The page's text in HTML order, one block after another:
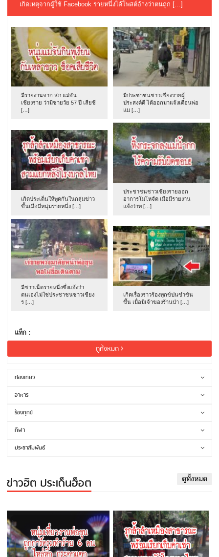
เกิดเหตุจากผู้ใช้ Facebook รายหนึ่งได้โพสต์อ้างว่าตนถูก […]
มีรายงานจาก สภ.แม่จัน
เชียงราย ว่ามีชายวัย 57 ปี เสียชี
[…]
มีประชาชนชาวเชียงรายผู้
ประสงค์ดี ได้ออกมาแจ้งเตือนพ่อ
แม […]
เกิดประเด็นให้พูดกันในกลุ่มข่าว
ขึ้นเมื่อมีหนุ่มรายหนึ่ง […]
ประชาชนชาวเชียงรายออก
อาการโมโหจัด เมื่อมีรายงาน
แจ้งว่าพ […]
มีชาวเน็ตรายหนึ่งซึ่งแจ้งว่า
ตนเองไม่ใช่ประชาชนชาวเชียง
ร […]
เกิดเรื่องราวร้องทุกข์ปนขำขัน
ขึ้น เมื่อมีเจ้าของร้านป่า […]
แท็ก :
ดูทั้งหมด
ท่องเที่ยว
อาหาร
ร้องทุกข์
กีฬา
ประชาสัมพันธ์
ข่าวฮิต ประเด็นฮ็อต ดูทั้งหมด